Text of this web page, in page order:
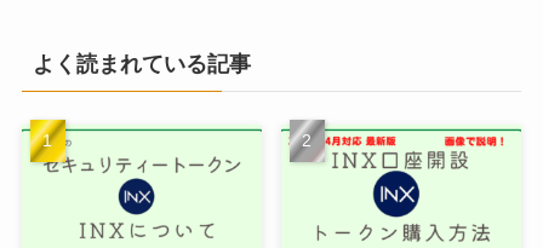
一
よく読まれている記事